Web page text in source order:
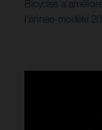
Bicycles a
l'année-modèle